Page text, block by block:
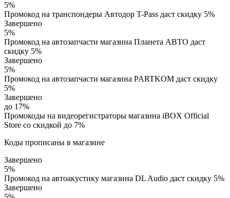
5%
Промокод на транспондеры Автодор T-Pass даст скидку 5%
Завершено
5%
Промокод на автозапчасти магазина Планета АВТО даст
скидку 5%
Завершено
5%
Промокод на автозапчасти магазина PARTKOM даст скидку
5%
Завершено
до 17%
Промокоды на видеорегистраторы магазина iBOX Official
Store со скидкой до 7%
Коды прописаны в магазине
Завершено
5%
Промокод на автоакустику магазина DL Audio даст скидку 5%
Завершено